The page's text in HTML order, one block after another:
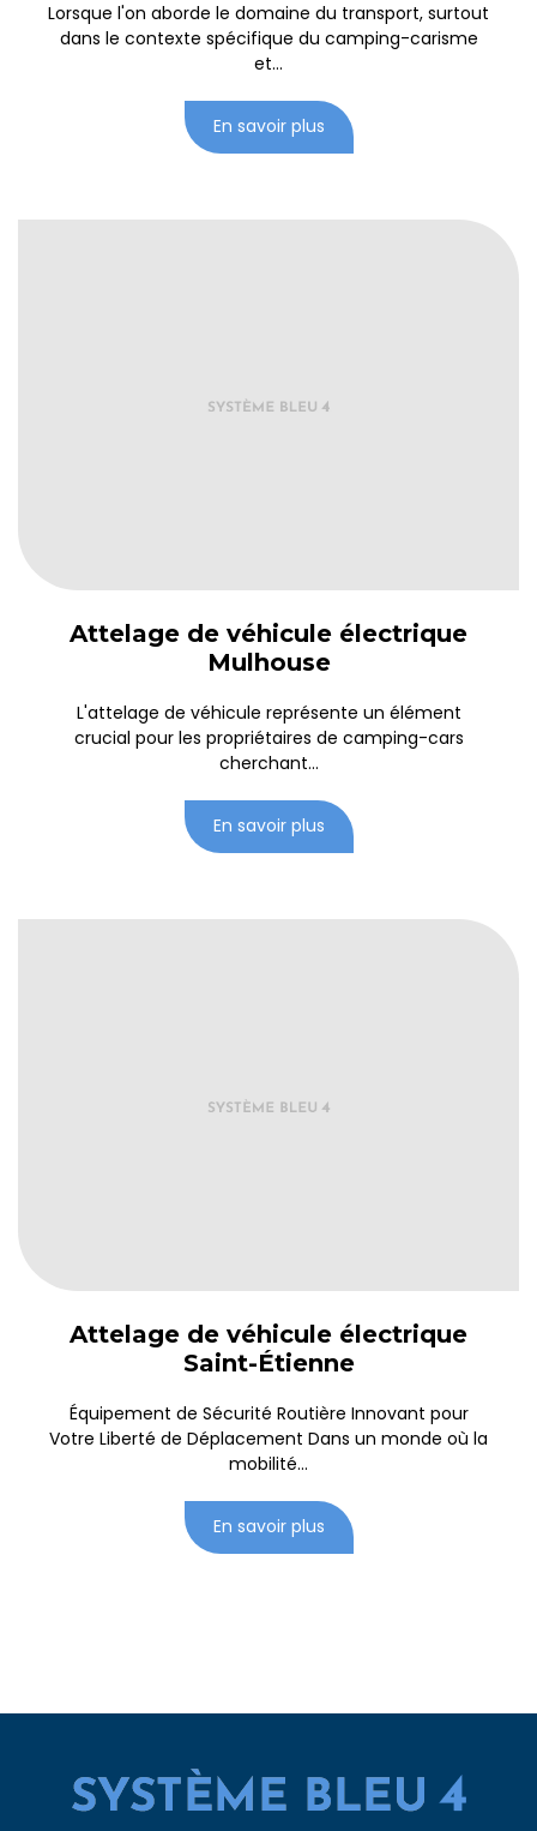
Lorsque l'on aborde le domaine du transport, surtout
dans le contexte spécifique du camping-carisme
et...
En savoir plus
Attelage de véhicule électrique
Mulhouse
L'attelage de véhicule représente un élément
crucial pour les propriétaires de camping-cars
cherchant...
En savoir plus
Attelage de véhicule électrique
Saint-Étienne
Équipement de Sécurité Routière Innovant pour
Votre Liberté de Déplacement Dans un monde où la
mobilité...
En savoir plus